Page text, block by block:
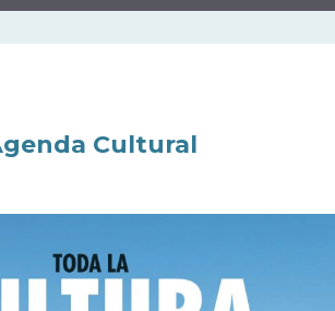
Cultural